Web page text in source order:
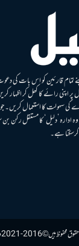
تمام قارئین کو اس بات کی
پر اپنی رائے کا کھل کر
کی سہولت کا استعمال
وہ ادارہ ’دلیل‘ کا مستقل رکن
ہے۔
ہیں © 2016-2021 دلیل (ڈاٹ پی کے)۔